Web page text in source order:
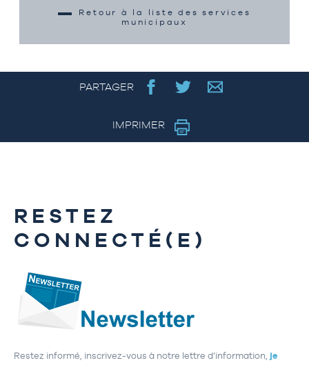
Retour à la liste des services
municipaux
PARTAGER
IMPRIMER
RESTEZ
CONNECTÉ(E)
Restez informé, inscrivez-vous à notre lettre d’information, je